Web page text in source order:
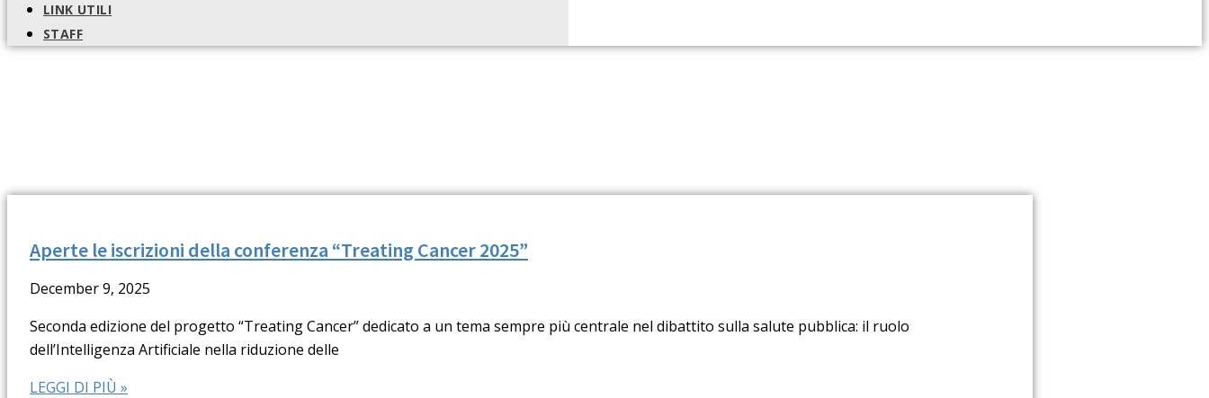
LINK UTILI
STAFF
Aperte le iscrizioni della conferenza “Treating Cancer 2025”
December 9, 2025
Seconda edizione del progetto “Treating Cancer” dedicato a un tema sempre più centrale nel dibattito sulla salute pubblica: il ruolo
dell’Intelligenza Artificiale nella riduzione delle
LEGGI DI PIÙ »